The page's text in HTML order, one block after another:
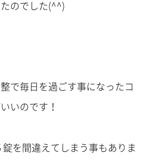
のでした(^^)
で毎日を過ごす事になったコ
いのです！
を間違えてしまう事もありま